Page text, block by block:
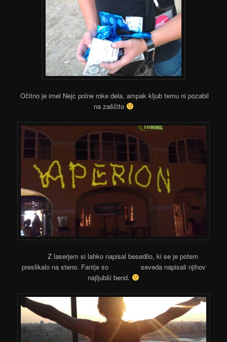
Očitno je imel Nejc polne roke dela, ampak kljub temu ni pozabil
na zaščito
Z laserjem si lahko napisal besedilo, ki se je potem
preslikalo na steno. Fantje so seveda napisali njihov
najljubši bend.